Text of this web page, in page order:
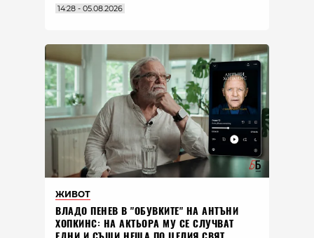
14:28 - 05.08.2026
ЖИВОТ
ВЛАДO ПЕНЕВ В "ОБУВКИТЕ" НА АНТЪНИ
ХОПКИНС: НА АКТЬОРА МУ СЕ СЛУЧВАТ